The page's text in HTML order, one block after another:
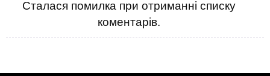
Сталася помилка при отриманні списку
коментарів.